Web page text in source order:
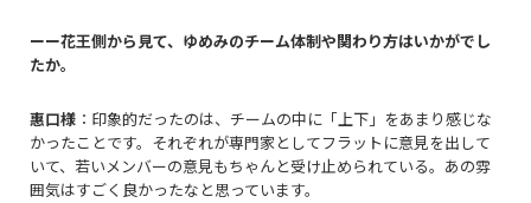
ーー花王側から見て、ゆめみのチーム体制や関わり方はいかがでし
たか。
惠口様 ：印象的だったのは、チームの中に「上下」をあまり感じな
かったことです。それぞれが専門家としてフラットに意見を出して
いて、若いメンバーの意見もちゃんと受け止められている。あの雰
囲気はすごく良かったなと思っています。